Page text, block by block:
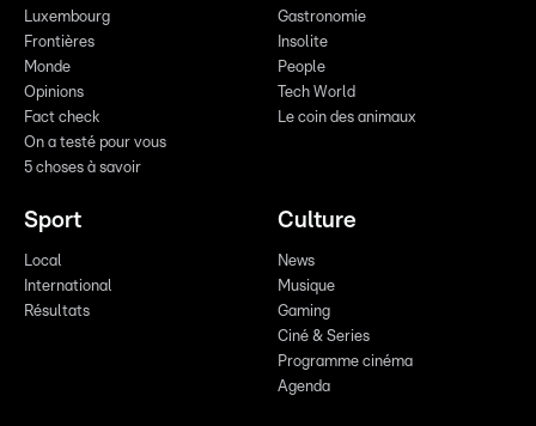
Luxembourg
Frontières
Monde
Opinions
Fact check
On a testé pour vous
5 choses à savoir
Gastronomie
Insolite
People
Tech World
Le coin des animaux
Sport
Local
International
Résultats
Culture
News
Musique
Gaming
Ciné & Series
Programme cinéma
Agenda